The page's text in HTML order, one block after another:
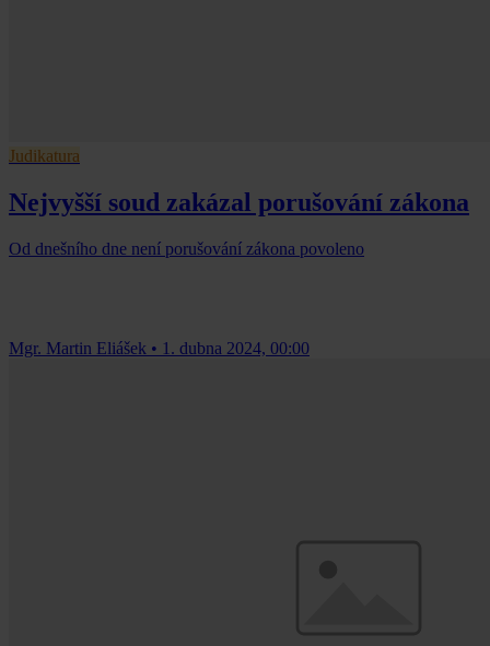
Judikatura
Nejvyšší soud zakázal porušování zákona
Od dnešního dne není porušování zákona povoleno
Mgr. Martin Eliášek • 1. dubna 2024, 00:00